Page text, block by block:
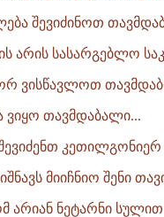
შევიძინოთ
არის სასარგებლო
ვისწავლოთ
ვიყო თავმდაბალი...
კეთილგონიერ
მიიჩნიო შენი
არიან ნეტარნი